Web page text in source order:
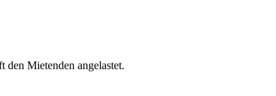
den Mietenden angelastet.